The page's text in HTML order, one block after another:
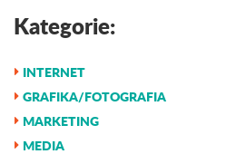
Kategorie:
INTERNET
GRAFIKA/FOTOGRAFIA
MARKETING
MEDIA